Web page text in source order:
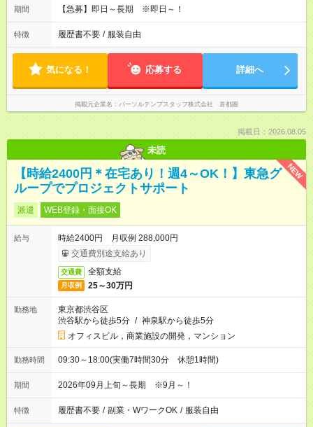
期間 【急募】即日～長期 ※即日～！
特徴 履歴書不要 / 服装自由
気になる！ 応募する 詳細へ
掲載元企業名 パーソルテンプスタッフ株式会社 首都圏
掲載日：2026.08.05
未読
NEW
【時給2400円＊在宅あり！週4～OK！】東急グ
ループでプロジェクトサポート
派遣 WEB登録・面接OK
給与
時給2400円 月収例 288,000円
交通費別途支給あり
交通費 全額支給
月収例 25～30万円
勤務地
東京都渋谷区
渋谷駅から徒歩5分 / 神泉駅から徒歩5分
オフィスビル，商業施設の開発，マンション
勤務時間 09:30～18:00(実働7時間30分 休憩1時間)
期間 2026年09月上旬～長期 ※9月～！
特徴 履歴書不要 / 副業・WワークOK / 服装自由